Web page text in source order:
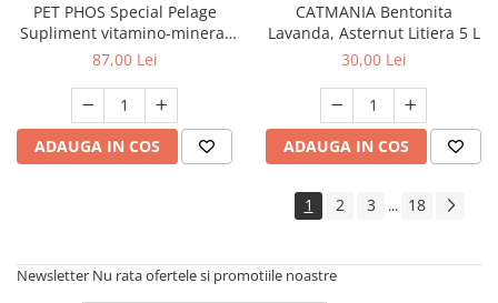
PET PHOS Special Pelage
Supliment vitamino-mineral
pentru câini, 50 tablete
87,00 Lei
ADAUGA IN COS
CATMANIA Bentonita
Lavanda, Asternut Litiera 5 L
30,00 Lei
ADAUGA IN COS
1 2 3 ... 18
Newsletter Nu rata ofertele si promotiile noastre